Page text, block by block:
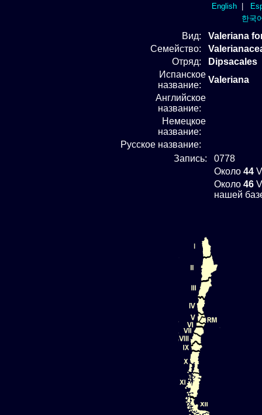
English|
한국
Вид:
Valeriana
Семейство:
Отряд:
Dipsacales
Испанское
название:
Valeriana
Английское
название:
Немецкое
название:
Русское название:
Запись:
0778
Около 44
Около 46
нашей